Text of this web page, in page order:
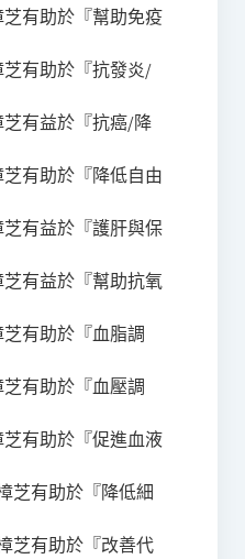
有助於『幫助免疫
有助於『抗發炎/
有益於『抗癌/降
有助於『降低自由
有益於『護肝與保
有益於『幫助抗氧
有助於『血脂調
有助於『血壓調
有助於『促進血液
芝有助於『降低細
芝有助於『改善代